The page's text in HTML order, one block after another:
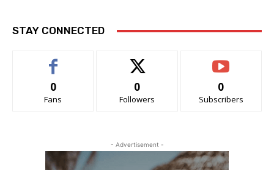
STAY CONNECTED
0
Fans
0
Followers
0
Subscribers
- Advertisement -